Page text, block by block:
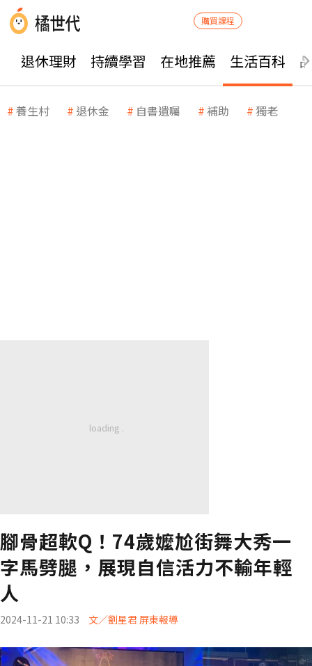
購買課程
退休理財 持續學習 在地推薦 生活百科
養生村 退休金 自書遺囑 補助 獨老
腳骨超軟Q！74歲嬤尬街舞大秀一
字馬劈腿，展現自信活力不輸年輕
人
2024-11-21 10:33 文／劉星君 屏東報導